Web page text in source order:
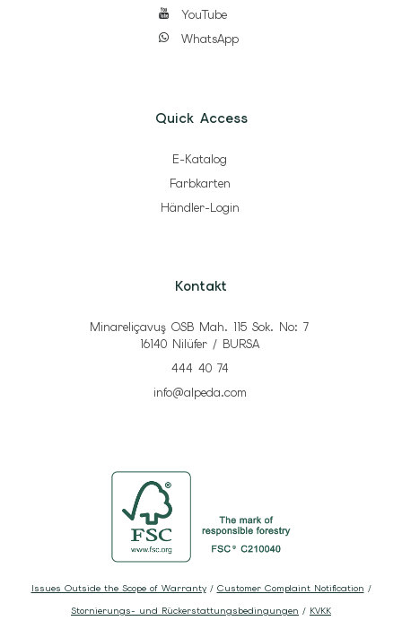
YouTube
WhatsApp
Quick Access
E-Katalog
Farbkarten
Händler-Login
Kontakt
Minareliçavuş OSB Mah. 115 Sok. No: 7
16140 Nilüfer / BURSA
444 40 74
info@alpeda.com
Issues Outside the Scope of Warranty/ Customer Complaint Notification /
Stornierungs- und Rückerstattungsbedingungen / KVKK